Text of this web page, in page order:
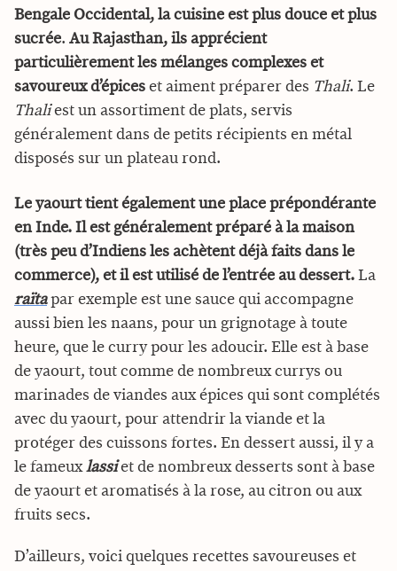
Bengale Occidental, la cuisine est plus douce et plus
sucrée. Au Rajasthan, ils apprécient
particulièrement les mélanges complexes et
savoureux d’épices et aiment préparer des Thali. Le
Thaliest un assortiment de plats, servis
généralement dans de petits récipients en métal
disposés sur un plateau rond.
Le yaourt tient également une place prépondérante
en Inde. Il est généralement préparé à la maison
(très peu d’Indiens les achètent déjà faits dans le
commerce), et il est utilisé de l’entrée au dessert. La
raïtapar exemple est une sauce qui accompagne
aussi bien les naans, pour un grignotage à toute
heure, que le curry pour les adoucir. Elle est à base
de yaourt, tout comme de nombreux currys ou
marinades de viandes aux épices qui sont complétés
avec du yaourt, pour attendrir la viande et la
protéger des cuissons fortes. En dessert aussi, il y a
le fameuxlassi et de nombreux desserts sont à base
de yaourt et aromatisés à la rose, au citron ou aux
fruits secs.
D’ailleurs, voici quelques recettes savoureuses et